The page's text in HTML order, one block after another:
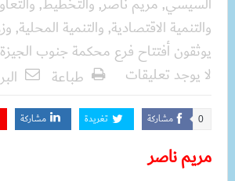
السيسي, مريم ناصر, والتخطيط,
والتنمية الاقتصادية, والتنمية المحلية,
يوثقون أفتتاح فرع محكمة جنوب الجيزة
لا يوجد تعليقات
طباعة
مشاركة 0 تغريدة مشاركة
مريم ناصر